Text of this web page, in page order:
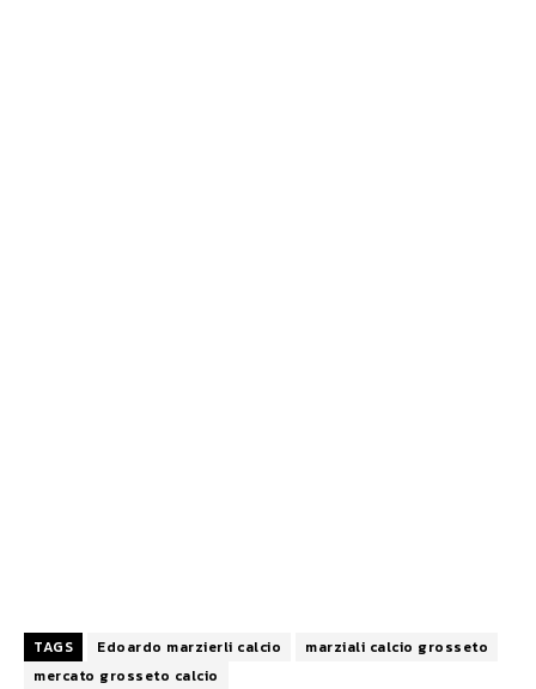
TAGS Edoardo marzierli calcio
marziali calcio grosseto
mercato grosseto calcio